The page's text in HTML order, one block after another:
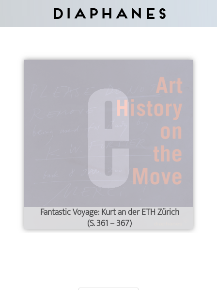
Diaphanes
Fantastic Voyage: Kurt an der ETH Zürich
(S. 361 – 367)